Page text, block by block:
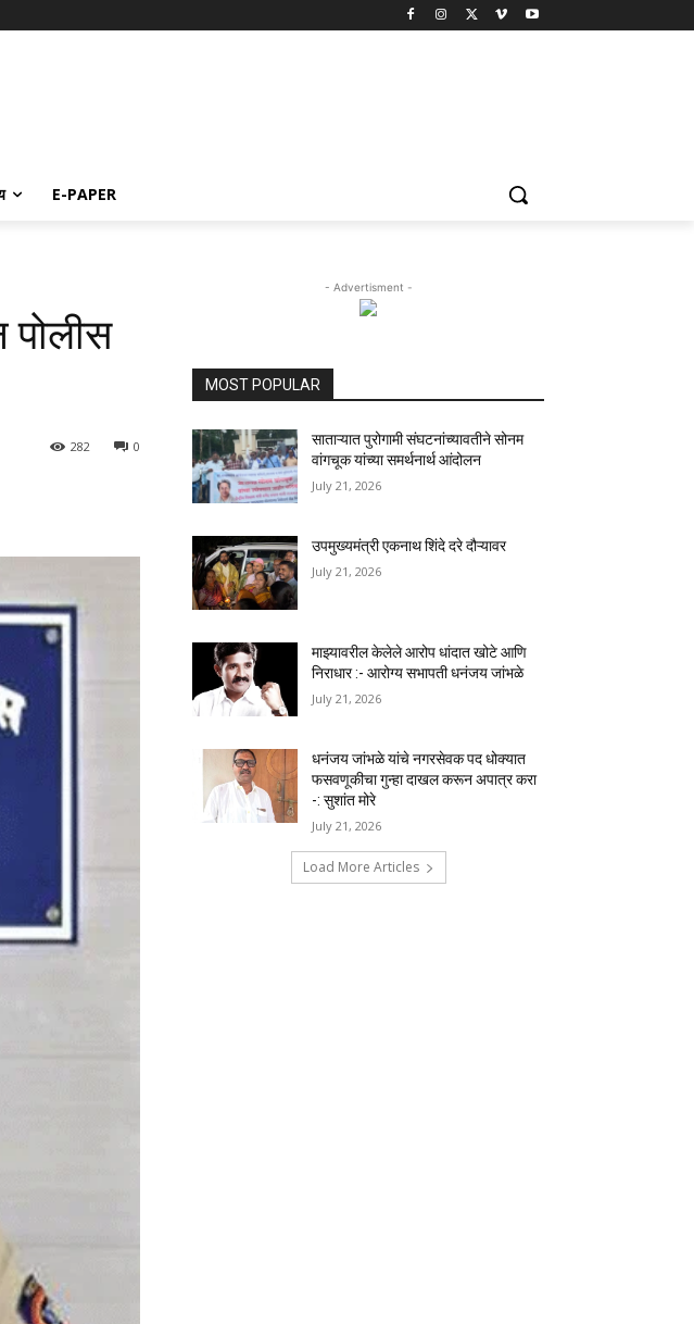
E-PAPER
पोलीस
0
282
- Advertisment -
MOST POPULAR
साताऱ्यात पुरोगामी संघटनांच्यावतीने सोनम
वांगचूक यांच्या समर्थनार्थ आंदोलन
July 21, 2026
उपमुख्यमंत्री एकनाथ शिंदे दरे दौऱ्यावर
July 21, 2026
माझ्यावरील केलेले आरोप धांदात खोटे आणि
निराधार :- आरोग्य सभापती धनंजय जांभळे
July 21, 2026
धनंजय जांभळे यांचे नगरसेवक पद धोक्यात
फसवणूकीचा गुन्हा दाखल करून अपात्र करा
-: सुशांत मोरे
July 21, 2026
Load More Articles